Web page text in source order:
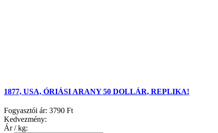
1877, USA, ÓRIÁSI ARANY 50 DOLLÁR, REPLIKA!
Fogyasztói ár: 3790 Ft
Kedvezmény:
Ár / kg: